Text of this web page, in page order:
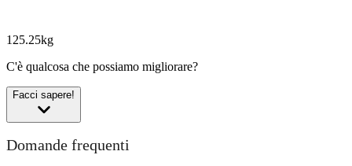
125.25kg
C'è qualcosa che possiamo migliorare?
Facci sapere!
Domande frequenti